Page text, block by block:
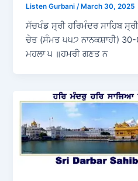
Listen Gurbani/ March 30, 2025
ਸੱਚਖੰਡ ਸ੍ਰੀ ਹਰਿਮੰਦਰ ਸਾਹਿਬ
ਚੇਤ (ਸੰਮਤ ੫੫੭ ਨਾਨਕਸ਼ਾਹੀ)
ਮਹਲਾ ੫ ॥ਹਮਰੀ ਗਣਤ ਨ